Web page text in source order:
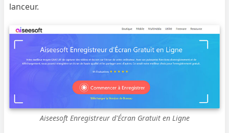
lanceur.
Aiseesoft Enregistreur d'Écran Gratuit en Ligne